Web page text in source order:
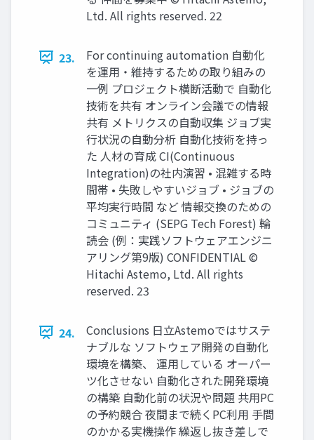
Ltd. All rights reserved. 22
23.
For continuing automation 自動化
を運用・維持するための取り組みの
一例 プロジェクト横断活動で 自動化
技術を共有 オンライン会議での情報
共有 メトリクスの自動収集 ジョブ実
行状況の自動分析 自動化技術を持っ
た 人材の育成 CI(Continuous
Integration)の社内演習 • 混雑する時
間帯 • 失敗しやすいジョブ • ジョブの
平均実行時間 など 情報交換のための
コミュニティ (SEPG Tech Forest) 輪
読会 (例：実践ソフトウェアエンジニ
アリング第9版) CONFIDENTIAL ©
Hitachi Astemo, Ltd. All rights
reserved. 23
24.
Conclusions 日立Astemoではサステ
ナブルな ソフトウェア開発の自動化
環境を構築、 運用している オーパー
ツ化させない 自動化された開発環境
の構築 自動化前の状況や問題 共用PC
の予約競合 夜間まで続くPC利用 手間
のかかる実機操作 繰返し抜き差しで